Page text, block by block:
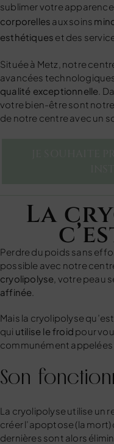
sublimer votre
corporelles aux soins
esthétiques et des
Située à Metz, notre
avancées
qualité exceptionnelle .
votre bien-être sont
de notre centre avec un
La
Perdre du poids sans
possible avec notre
cryolipolyse , votre peau
affinée
Mais la cryolipolyse
qui utilise le froid pour
communément appelées
Son
La cryolipolyse utilise un
créer l’apoptose (la
dernières sont alors